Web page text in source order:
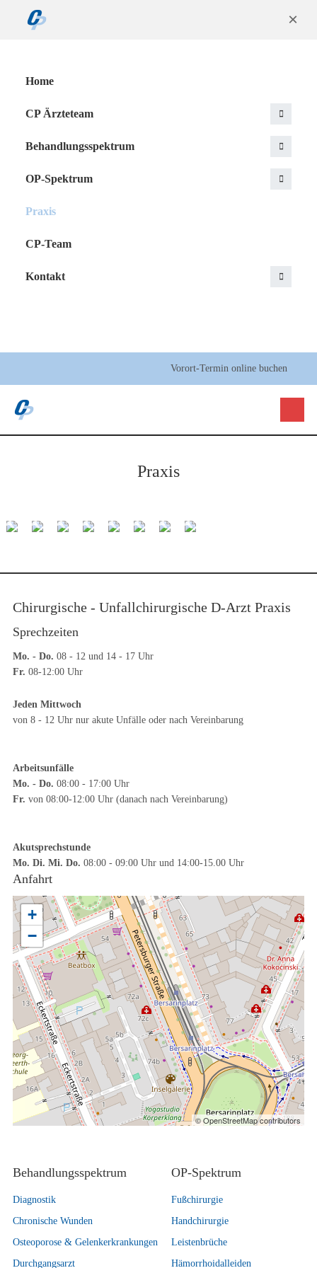
×
Home
CP Ärzteteam
Behandlungsspektrum
OP-Spektrum
Praxis
CP-Team
Kontakt
Vorort-Termin online buchen
Praxis
Chirurgische - Unfallchirurgische D-Arzt Praxis
Sprechzeiten
Mo. - Do. 08 - 12 und 14 - 17 Uhr
Fr. 08-12:00 Uhr
Jeden Mittwoch
von 8 - 12 Uhr nur akute Unfälle oder nach Vereinbarung
Arbeitsunfälle
Mo. - Do. 08:00 - 17:00 Uhr
Fr. von 08:00-12:00 Uhr (danach nach Vereinbarung)
Akutsprechstunde
Mo. Di. Mi. Do. 08:00 - 09:00 Uhr und 14:00-15.00 Uhr
Anfahrt
+
−
© OpenStreetMap contributors
Behandlungsspektrum
Diagnostik
Chronische Wunden
Osteoporose & Gelenkerkrankungen
Durchgangsarzt
OP-Spektrum
Fußchirurgie
Handchirurgie
Leistenbrüche
Hämorrhoidalleiden